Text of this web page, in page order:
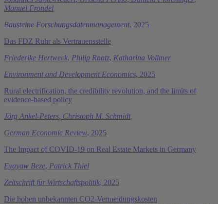
Manuel Frondel
Bausteine Forschungsdatenmanagement, 2025
Das FDZ Ruhr als Vertrauensstelle
Friederike Hertweck, Philip Raatz, Katharina Vollmer
Environment and Development Economics, 2025
Rural electrification, the credibility revolution, and the limits of
evidence-based policy
Jörg Ankel-Peters, Christoph M. Schmidt
German Economic Review, 2025
The Impact of COVID-19 on Real Estate Markets in Germany
Eyayaw Beze, Patrick Thiel
Zeitschrift für Wirtschaftspolitik, 2025
Die hohen unbekannten CO2-Vermeidungskosten